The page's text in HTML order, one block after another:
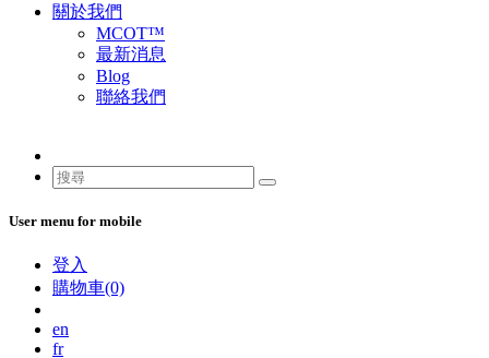
關於我們
MCOT™
最新消息
Blog
聯絡我們
User menu for mobile
登入
購物車(0)
en
fr